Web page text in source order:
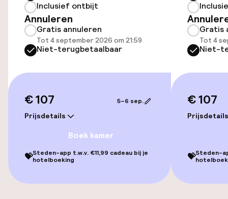
Toegankelijkheid
Overal rolstoeltoegankelijk
Lift
Gratis wifi
Terras
TV lounge
Inclusief ontbijt
Annuleren
Gratis annuleren
Tot 4 september 2026 om 21:59
Niet-terugbetaalbaar
€ 107
Prijsdetails
5–6 sep.
Boek kamer
💝Steden-app t.w.v. €11,99 cadeau bij je
hotelboeking
Gratis
Tot 4
Niet-
€ 107
Prijsdetails
💝Steden-